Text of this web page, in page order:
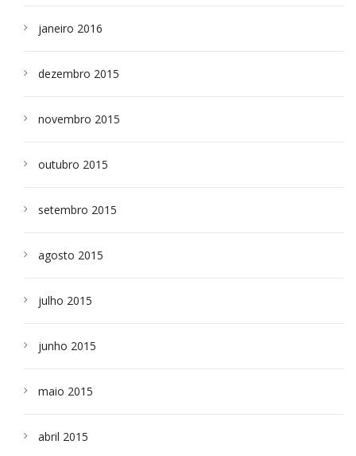
janeiro 2016
dezembro 2015
novembro 2015
outubro 2015
setembro 2015
agosto 2015
julho 2015
junho 2015
maio 2015
abril 2015